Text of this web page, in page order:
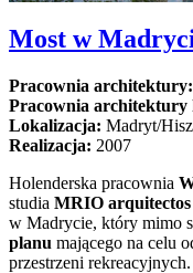
Most w
Pracownia architektury:
Pracownia
Lokalizacja: Madryt/
Realizacja: 2007
Holenderska pracownia
studia MRIO arquitectos
w Madrycie, który mimo
planu mającego na celu
przestrzeni rekreacyjnych.